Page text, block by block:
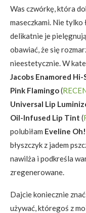
Was czwórkę, która
maseczkami. Nie tylko
delikatnie je
obawiać, że się
nieestetycznie. W
Jacobs Enamored
Pink Flamingo(
Universal Lip
Oil-Infused Lip Tint (
polubiłam Eveline
błyszczyk z jadem
nawilża i podkreśla
zregenerowane.
Dajcie koniecznie
używać, któregoś z